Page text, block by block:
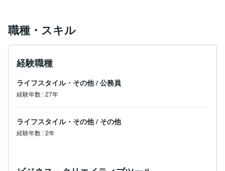
職種・スキル
経験職種
ライフスタイル・その他 / 公務員
経験年数 :27年
ライフスタイル・その他 / その他
経験年数 :2年